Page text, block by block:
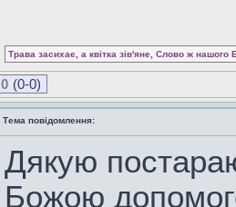
Трава засихає, а квітка зів'яне, Слово ж нашого
0 (0-0)
Тема повідомлення:
Дякую
Божою